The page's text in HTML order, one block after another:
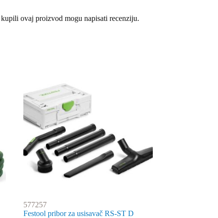
ovaj proizvod mogu napisati recenziju.
577257
Festool pribor za usisavač RS-ST D